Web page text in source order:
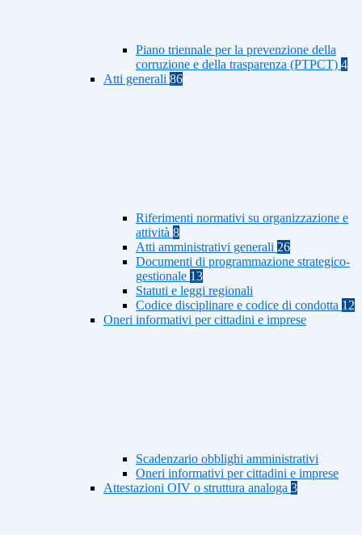
Piano triennale per la prevenzione della
corruzione e della trasparenza (PTPCT) 4
Atti generali 86
Riferimenti normativi su organizzazione e
attività 8
Atti amministrativi generali 26
Documenti di programmazione strategico-
gestionale 13
Statuti e leggi regionali
Codice disciplinare e codice di condotta 12
Oneri informativi per cittadini e imprese
Scadenzario obblighi amministrativi
Oneri informativi per cittadini e imprese
Attestazioni OIV o struttura analoga 3